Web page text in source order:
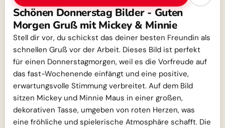
Schönen Donnerstag Bilder - Guten
Morgen Gruß mit Mickey & Minnie
Stell dir vor, du schickst das deiner besten Freundin als
schnellen Gruß vor der Arbeit. Dieses Bild ist perfekt
für einen Donnerstagmorgen, weil es die Vorfreude auf
das fast-Wochenende einfängt und eine positive,
erwartungsvolle Stimmung verbreitet. Auf dem Bild
sitzen Mickey und Minnie Maus in einer großen,
dekorativen Tasse, umgeben von roten Herzen, was
eine fröhliche und spielerische Atmosphäre schafft. Die